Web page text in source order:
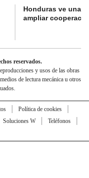
Honduras ve una
ampliar
reservados.
y usos de las obras
de lectura mecánica u otros
Política de cookies
Soluciones W
Teléfonos